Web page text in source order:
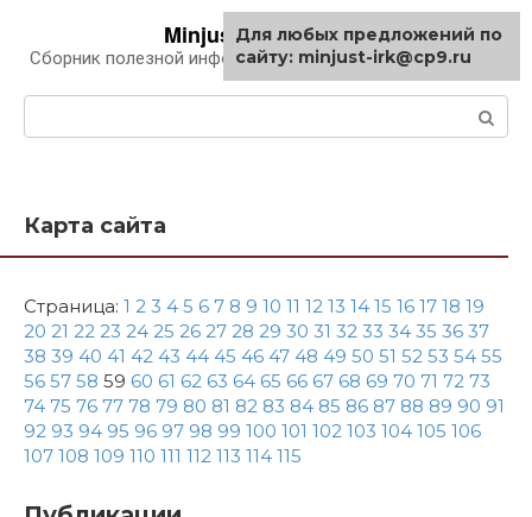
контенту
Minjust-irk.ru
Сборник полезной информации про автомобили
Карта сайта
Страница: 1 2 3 4 5 6 7 8 9 10 11 12 13 14 15 16 17 18 19
20 21 22 23 24 25 26 27 28 29 30 31 32 33 34 35 36 37
38 39 40 41 42 43 44 45 46 47 48 49 50 51 52 53 54 55
56 57 58 59 60 61 62 63 64 65 66 67 68 69 70 71 72 73
74 75 76 77 78 79 80 81 82 83 84 85 86 87 88 89 90 91
92 93 94 95 96 97 98 99 100 101 102 103 104 105 106
107 108 109 110 111 112 113 114 115
Для любых предложений по
сайту: minjust-irk@cp9.ru